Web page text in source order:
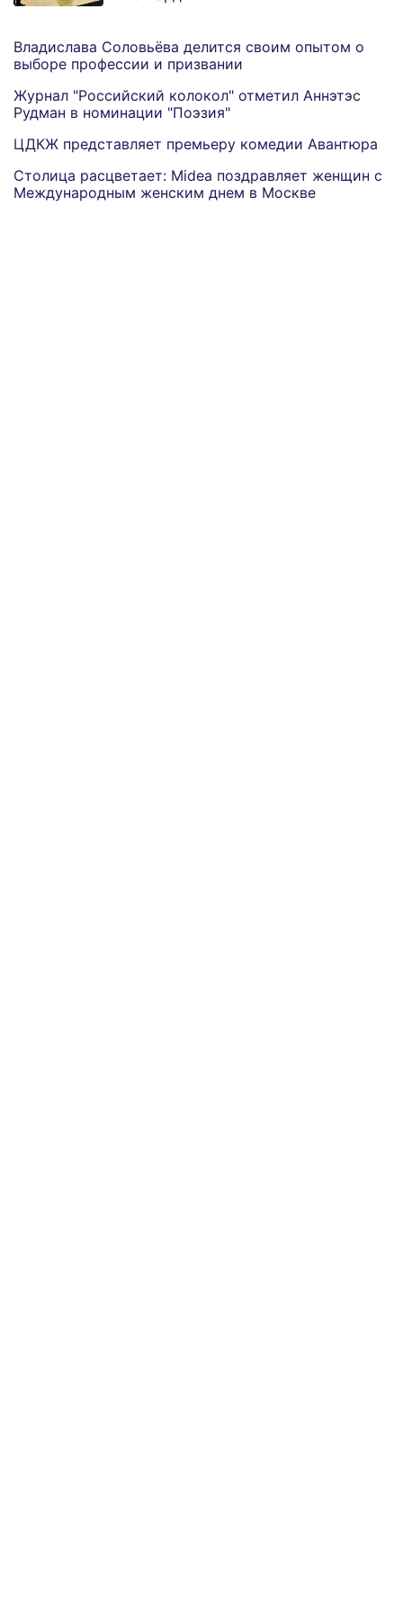
Владислава Соловьёва делится своим опытом о
выборе профессии и призвании
Журнал "Российский колокол" отметил Аннэтэс
Рудман в номинации "Поэзия"
ЦДКЖ представляет премьеру комедии Авантюра
Столица расцветает: Midea поздравляет женщин с
Международным женским днем в Москве